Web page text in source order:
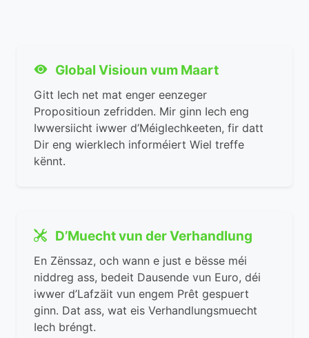
Global Visioun vum Maart
Gitt Iech net mat enger eenzeger
Propositioun zefridden. Mir ginn Iech eng
Iwwersiicht iwwer d’Méiglechkeeten, fir datt
Dir eng wierklech informéiert Wiel treffe
kënnt.
D’Muecht vun der Verhandlung
En Zënssaz, och wann e just e bësse méi
niddreg ass, bedeit Dausende vun Euro, déi
iwwer d’Lafzäit vun engem Prêt gespuert
ginn. Dat ass, wat eis Verhandlungsmuecht
Iech bréngt.